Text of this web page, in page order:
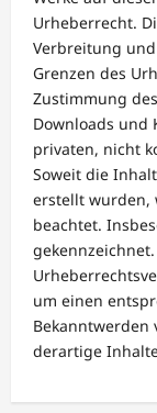
Urheberrecht.
Verbreitung
Grenzen des
Zustimmung
Downloads und
privaten, nicht
Soweit die
erstellt wurden,
beachtet.
um einen
Bekanntwerden
derartige